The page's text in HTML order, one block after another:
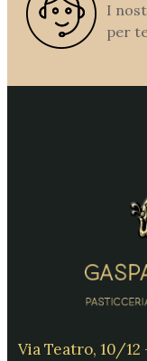
I
per
Via Teatro, 10/12